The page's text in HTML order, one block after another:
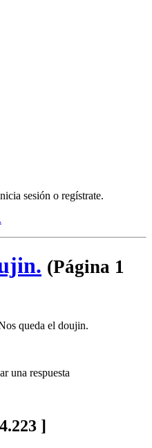
sesión o regístrate.
(Página 1
queda el doujin.
una respuesta
]